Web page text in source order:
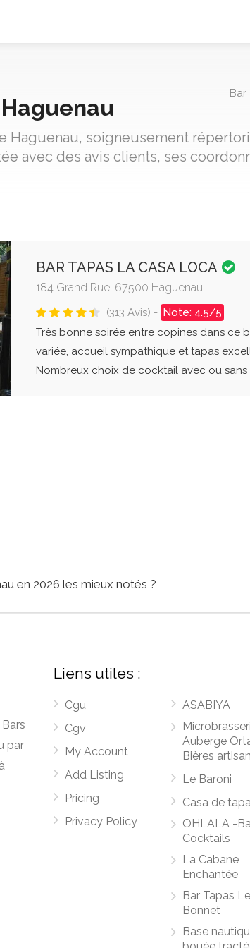
Bar
Haguenau, soigneusement
avec des avis clients, ses
BAR TAPAS LA CASA LOCA
184 Grand Rue, 67500 Haguenau
(313 Avis) - Note: 4.5/5
Très bonne soirée entre copines dans ce
variée, accueil sympathique et tapas
Nombreux choix de cocktail avec ou sans
en 2026 les mieux notés ?
par
Liens utiles :
Cgu
Cgv
My Account
Add Listing
Pricing
Privacy Policy
ASABIYA
Auberge
Bières
Le Baroni
Casa de
OHLALA -
Cocktails
La Cabane
Enchantée
Bar Tapas
Bonnet
Base